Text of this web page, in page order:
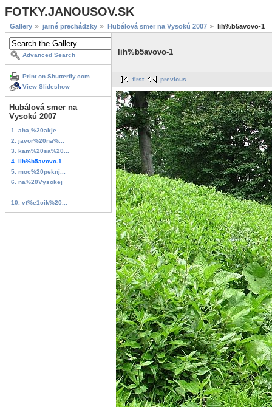
FOTKY.JANOUSOV.SK
Gallery jarné prechádzky Hubálová smer na Vysokú 2007 lih%b5avovo-1
Advanced Search
Print on Shutterfly.com
View Slideshow
Hubálová smer na
Vysokú 2007
1. aha,%20akje...
2. javor%20na%...
3. kam%20sa%20...
4. lih%b5avovo-1
5. moc%20peknj...
6. na%20Vysokej
10. vt%e1cik%20...
lih%b5avovo-1
first previous